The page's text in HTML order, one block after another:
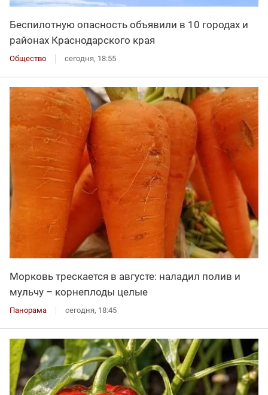
Беспилотную опасность объявили в 10 городах и
районах Краснодарского края
Общество сегодня, 18:55
Морковь трескается в августе: наладил полив и
мульчу – корнеплоды целые
Панорама сегодня, 18:45